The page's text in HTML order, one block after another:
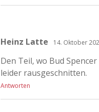
Heinz Latte 14. Oktober
Den Teil, wo Bud
leider rausgeschnitten.
Antworten